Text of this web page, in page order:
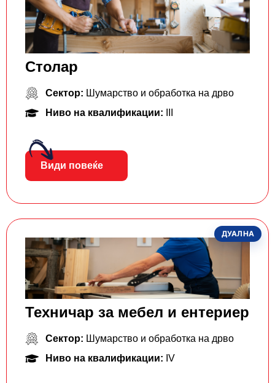
Столар
Сектор: Шумарство и обработка на дрво
Ниво на квалификации:
Види повеќе
ДУАЛНА
Техничар за мебел и ентериер
Сектор: Шумарство и обработка на дрво
Ниво на квалификации: IV